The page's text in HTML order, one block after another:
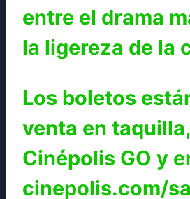
entre el drama
la ligereza de la
Los boletos
venta en
Cinépolis GO y
cinepolis.com/